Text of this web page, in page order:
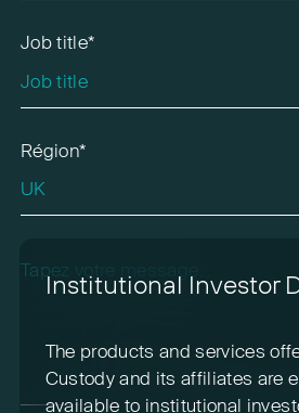
Job title*
Région*
Veuillez laisser ce champ vide.
Institutional Investor
The products and services
Custody and its affiliates are
available to institutional